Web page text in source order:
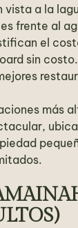
vista a la
frente al
el
sin
más